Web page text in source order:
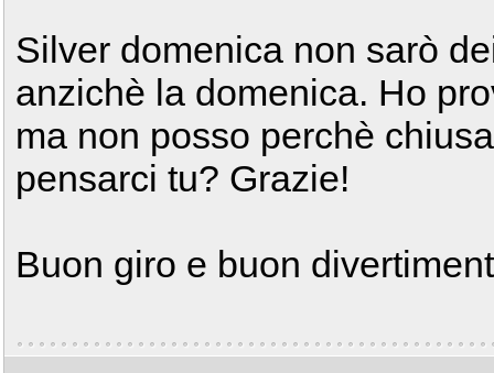
Silver domenica non sarò
anzichè la domenica. Ho
ma non posso perchè
pensarci tu? Grazie!
Buon giro e buon